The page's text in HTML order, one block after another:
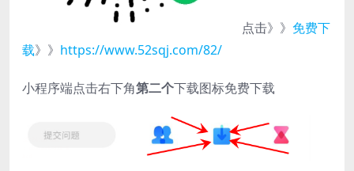
点击》》 免费下
载》》 https://www.52sqj.com/82/
小程序端点击右下角第二个下载图标免费下载